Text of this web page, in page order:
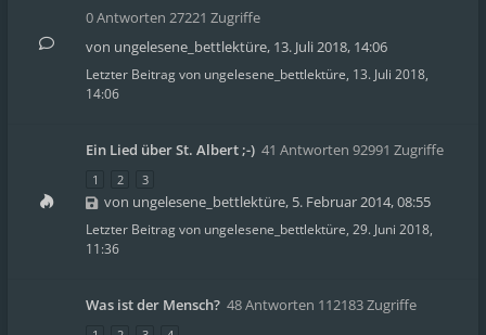
0 Antworten 27221 Zugriffe
von ungelesene_bettlektüre, 13. Juli 2018, 14:06
Letzter Beitrag von ungelesene_bettlektüre, 13. Juli 2018,
14:06
Ein Lied über St. Albert ;-) 41 Antworten 92991 Zugriffe
1 2 3
von ungelesene_bettlektüre, 5. Februar 2014, 08:55
Letzter Beitrag von ungelesene_bettlektüre, 29. Juni 2018,
11:36
Was ist der Mensch? 48 Antworten 112183 Zugriffe